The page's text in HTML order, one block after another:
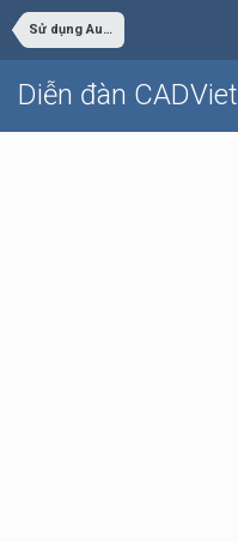
Sử dụng AutoCAD
Diễn đàn CADViet